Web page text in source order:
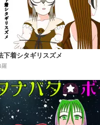
下着シタギリスズメ
羅